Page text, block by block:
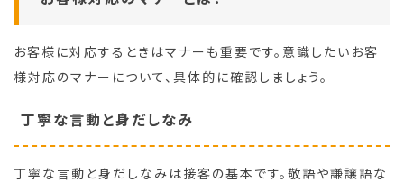
お客様に対応するときはマナーも重要です。意識したいお客
様対応のマナーについて、具体的に確認しましょう。
丁寧な言動と身だしなみ
丁寧な言動と身だしなみは接客の基本です。敬語や謙譲語な